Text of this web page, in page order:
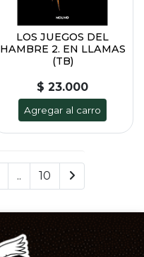
LOS JUEGOS DEL
HAMBRE 2. EN LLAMAS
(TB)
$ 23.000
Agregar al carro
.. 10